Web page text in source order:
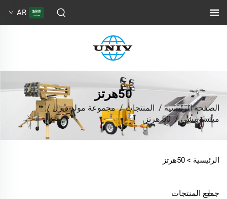
AR
50هرتز
الصفحة الرئيسية/ المنتجات/مجموعة مولد ديزل /
ميتسوبيشي/50 هرتز
الرئيسية > 50هرتز
جميع المنتجات